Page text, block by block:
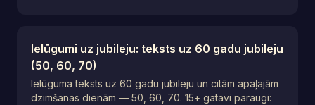
Ielūgumi uz jubileju: teksts uz 60 gadu jubileju
(50, 60, 70)
Ielūguma teksts uz 60 gadu jubileju un citām apaļajām
dzimšanas dienām — 50, 60, 70. 15+ gatavi paraugi: